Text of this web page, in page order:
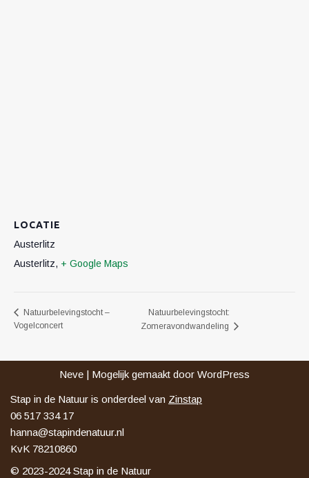
LOCATIE
Austerlitz
Austerlitz, + Google Maps
Natuurbelevingstocht –
Vogelconcert
Natuurbelevingstocht:
Zomeravondwandeling
Neve | Mogelijk gemaakt door WordPress
Stap in de Natuur is onderdeel van Zinstap
06 517 334 17
hanna@stapindenatuur.nl
KvK 78210860
© 2023-2024 Stap in de Natuur